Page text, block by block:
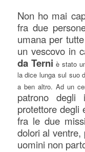
Non ho mai
fra due
umana per
un vescovo in
da Terni è stato
la dice lunga sul suo
a ben altro. Ad un
patrono degli
protettore degli
fra le due
dolori al ventre,
uomini non